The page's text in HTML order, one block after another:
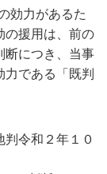
力があるた
の援用は、前の
断につき、当事
力である「既判
令和２年１０